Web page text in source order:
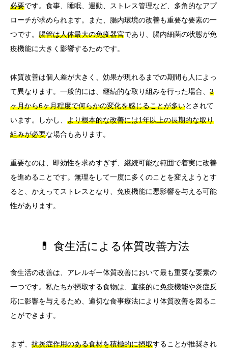
必要です。食事、睡眠、運動、ストレス管理など、多角的なアプ
ローチが求められます。また、腸内環境の改善も重要な要素の一
つです。 腸管は人体最大の免疫器官であり、腸内細菌の状態が免
疫機能に大きく影響するためです。
体質改善は個人差が大きく、効果が現れるまでの期間も人によっ
て異なります。一般的には、継続的な取り組みを行った場合、 3
ヶ月から6ヶ月程度で何らかの変化を感じることが多いとされて
います。しかし、 より根本的な改善には1年以上の長期的な取り
組みが必要な場合もあります。
重要なのは、即効性を求めすぎず、継続可能な範囲で着実に改善
を進めることです。無理をして一度に多くのことを変えようとす
ると、かえってストレスとなり、免疫機能に悪影響を与える可能
性があります。
💊 食生活による体質改善方法
食生活の改善は、アレルギー体質改善において最も重要な要素の
一つです。私たちが摂取する食物は、直接的に免疫機能や炎症反
応に影響を与えるため、適切な食事療法により体質改善を図るこ
とができます。
まず、 抗炎症作用のある食材を積極的に摂取することが推奨され